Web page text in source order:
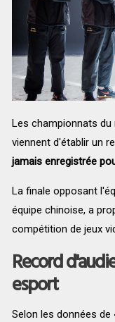
Les championnats du
viennent d'établir un
jamais enregistrée
La finale opposant
équipe chinoise, a
compétition de jeux
Record
esport
Selon les données